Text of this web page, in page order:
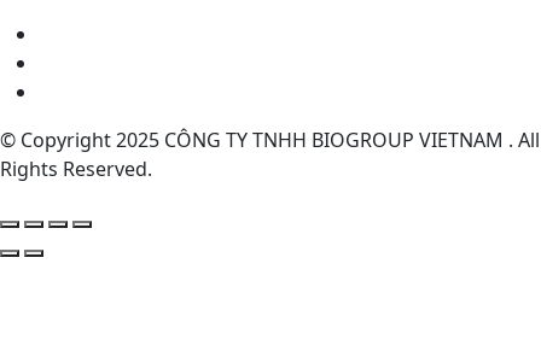
© Copyright 2025 CÔNG TY TNHH BIOGROUP VIETNAM . All
Rights Reserved.